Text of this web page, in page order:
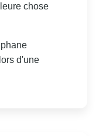
chose
d'une